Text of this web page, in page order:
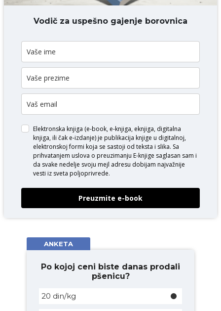
DODAJ KOMENTAR
Vodič za uspešno gajenje borovnica
Elektronska knjiga (e-book, e-knjiga, eknjiga, digitalna
knjiga, ili čak e-izdanje) je publikacija knjige u digitalnoj,
elektronskoj formi koja se sastoji od teksta i slika. Sa
prihvatanjem uslova o preuzimanju E-knjige saglasan sam i
da svake nedelje svoju mejl adresu dobijam najvažnije
vesti iz sveta poljoprivrede.
Preuzmite e-book
ANKETA
Po kojoj ceni biste danas prodali
pšenicu?
20 din/kg